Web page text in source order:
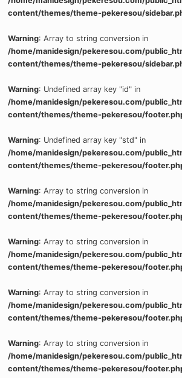
content/themes/theme-pekeresou/
Warning: Array to string conversion in
/home/manidesign/pekeresou.com/
content/themes/theme-pekeresou/
Warning: Undefined array key "id" in
/home/manidesign/pekeresou.com/
content/themes/theme-pekeresou/
Warning: Undefined array key "std" in
/home/manidesign/pekeresou.com/
content/themes/theme-pekeresou/
Warning: Array to string conversion in
/home/manidesign/pekeresou.com/
content/themes/theme-pekeresou/
Warning: Array to string conversion in
/home/manidesign/pekeresou.com/
content/themes/theme-pekeresou/
Warning: Array to string conversion in
/home/manidesign/pekeresou.com/
content/themes/theme-pekeresou/
Warning: Array to string conversion in
/home/manidesign/pekeresou.com/
content/themes/theme-pekeresou/